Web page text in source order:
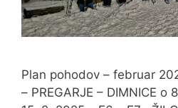
Plan pohodov – februar
– PREGARJE – DIMNICE o